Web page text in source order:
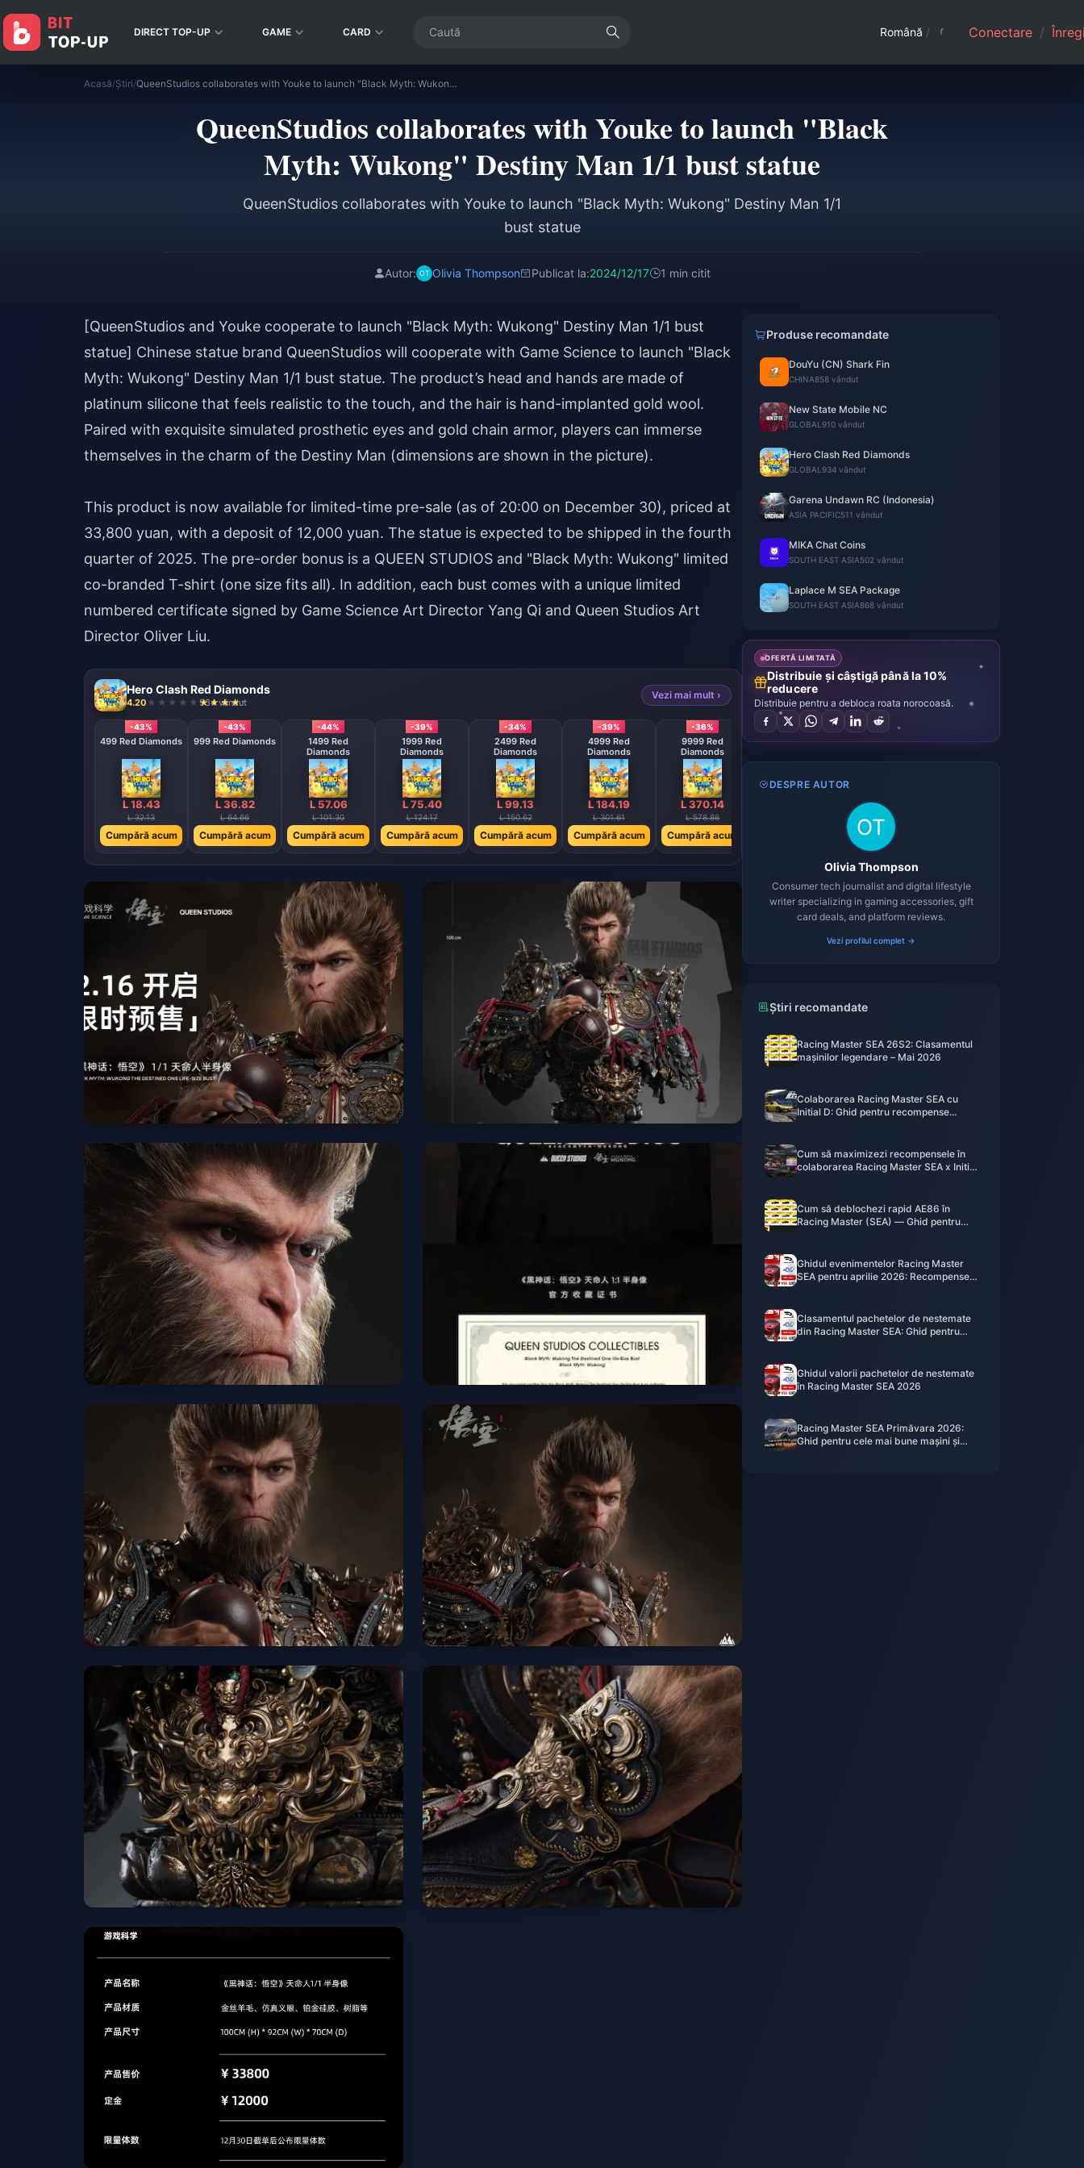
DIRECT TOP-UP GAME CARD Română / Conectare /
Acasă/Știri/ QueenStudios collaborates with Youke to launch "Black Myth: Wukong" Destiny Man 1/1 bust statue
QueenStudios collaborates with Youke to launch "Black
Myth: Wukong" Destiny Man 1/1 bust statue
QueenStudios collaborates with Youke to launch "Black Myth: Wukong" Destiny Man 1/1
bust statue
Autor: Olivia Thompson Publicat la:2024/12/17 1 min citit
[QueenStudios and Youke cooperate to launch "Black Myth: Wukong" Destiny Man 1/1 bust
statue] Chinese statue brand QueenStudios will cooperate with Game Science to launch "Black
Myth: Wukong" Destiny Man 1/1 bust statue. The product’s head and hands are made of
platinum silicone that feels realistic to the touch, and the hair is hand-implanted gold wool.
Paired with exquisite simulated prosthetic eyes and gold chain armor, players can immerse
themselves in the charm of the Destiny Man (dimensions are shown in the picture).
This product is now available for limited-time pre-sale (as of 20:00 on December 30), priced at
33,800 yuan, with a deposit of 12,000 yuan. The statue is expected to be shipped in the fourth
quarter of 2025. The pre-order bonus is a QUEEN STUDIOS and "Black Myth: Wukong" limited
co-branded T-shirt (one size fits all). In addition, each bust comes with a unique limited
numbered certificate signed by Game Science Art Director Yang Qi and Queen Studios Art
Director Oliver Liu.
Hero Clash Red Diamonds
4.20 934 vândut
Vezi mai mult ›
-43%
499 Red Diamonds
L 18.43
L 32.13
Cumpără acum
-43%
999 Red Diamonds
L 36.82
L 64.66
Cumpără acum
-44%
1499 Red
Diamonds
L 57.06
L 101.30
Cumpără acum
-39%
1999 Red
Diamonds
L 75.40
L 124.17
Cumpără acum
-34%
2499 Red
Diamonds
L 99.13
L 150.62
Cumpără acum
-39%
4999 Red
Diamonds
L 184.19
L 301.61
Cumpără acum
-36%
9999 Red
Diamonds
L 370.14
L 578.86
Cumpără acum
-37%
19999 Red
-37%
39999 Red
L 1436.22
L 2268.92
Cumpără acum
Produse recomandate
DouYu (CN) Shark Fin
CHINA858 vândut
New State Mobile NC
GLOBAL 910 vândut
Hero Clash Red Diamonds
GLOBAL 934 vândut
Garena Undawn RC (Indonesia)
ASIA PACIFIC511 vândut
MIKA Chat Coins
SOUTH EAST ASIA502 vândut
Laplace M SEA Package
SOUTH EAST ASIA868 vândut
OFERTĂ LIMITATĂ
Distribuie și câștigă până la 10%
reducere
Distribuie pentru a debloca roata norocoasă.
DESPRE AUTOR
Olivia Thompson
Consumer tech journalist and digital lifestyle
writer specializing in gaming accessories, gift
card deals, and platform reviews.
Vezi profilul complet →
Știri recomandate
Racing Master SEA 26S2: Clasamentul
mașinilor legendare – Mai 2026
Colaborarea Racing Master SEA cu
Initial D: Ghid pentru recompense
Cum să maximizezi recompensele în
colaborarea Racing Master SEA x Initial
Cum să deblochezi rapid AE86 în
Racing Master (SEA) — Ghid pentru
Ghidul evenimentelor Racing Master
SEA pentru aprilie 2026: Recompense
Clasamentul pachetelor de nestemate
din Racing Master SEA: Ghid pentru
Ghidul valorii pachetelor de nestemate
în Racing Master SEA 2026
Racing Master SEA Primăvara 2026:
Ghid pentru cele mai bune mașini și